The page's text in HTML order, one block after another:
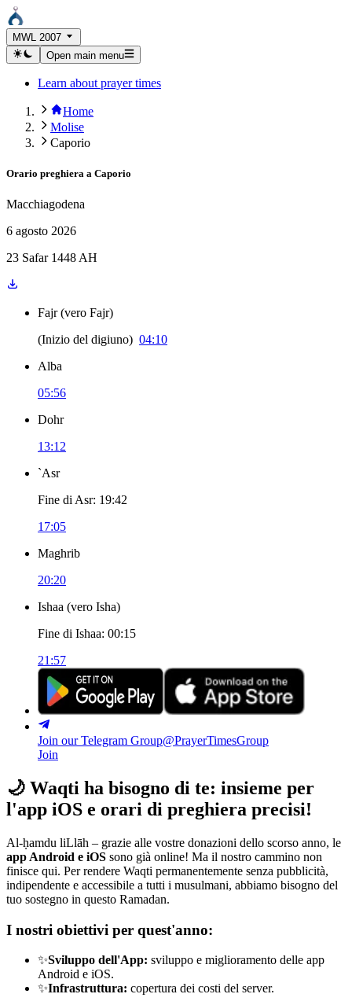
MWL 2007
Open main menu
Learn about prayer times
Home
Molise
Caporio
Orario preghiera a Caporio
Macchiagodena
6 agosto 2026
23 Safar 1448 AH
Fajr (vero Fajr)
(Inizio del digiuno) 04:10
Alba
05:56
Dohr
13:12
`Asr
Fine di Asr: 19:42
17:05
Maghrib
20:20
Ishaa (vero Isha)
Fine di Ishaa: 00:15
21:57
Join our Telegram Group@PrayerTimesGroup
Join
🌙 Waqti ha bisogno di te: insieme per
l'app iOS e orari di preghiera precisi!
Al-ḥamdu liLlāh – grazie alle vostre donazioni dello scorso anno, le
app Android e iOS sono già online! Ma il nostro cammino non
finisce qui. Per rendere Waqti permanentemente senza pubblicità,
indipendente e accessibile a tutti i musulmani, abbiamo bisogno del
tuo sostegno in questo Ramadan.
I nostri obiettivi per quest'anno:
✨Sviluppo dell'App: sviluppo e miglioramento delle app
Android e iOS.
✨Infrastruttura: copertura dei costi del server.